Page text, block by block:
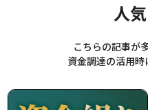
人
こちらの記事が
資金調達の活用時